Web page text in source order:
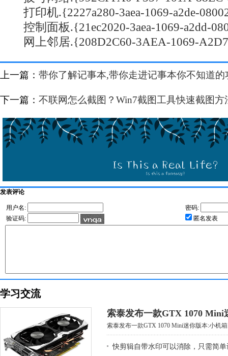
打印机.{2227a280-3aea-1069-a2de-
控制面板.{21ec2020-3aea-1069-a2dd-
网上邻居.{208D2C60-3AEA-1069-
上一篇： 带你了解记事本,带你走进记事本你不知道的
下一篇： 不联网怎么截图？Win7截图工具快速截图方
发表评论
用户名:
密码:
验证码:
匿名发表
学习交流
索泰发布一款GTX 1070 Mini
索泰发布一款GTX 1070 Mini迷你版本:小机
快剪辑自带水印可以消除，只需简单